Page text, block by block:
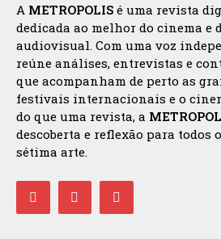
A METROPOLIS é uma revista
dedicada ao melhor do cinema e
audiovisual. Com uma voz
reúne análises, entrevistas e
que acompanham de perto as
festivais internacionais e o
do que uma revista, a
descoberta e reflexão para todos
sétima arte.